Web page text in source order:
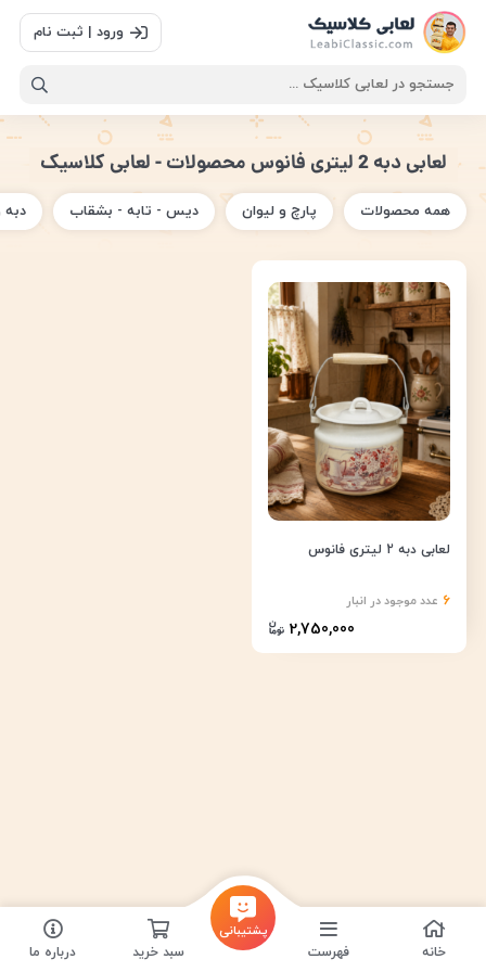
ورود | ثبت نام
لعابی دبه 2 لیتری فانوس محصولات - لعابی کلاسیک
همه محصولات پارچ و لیوان دیس - تابه - بشقاب
6 عدد موجود در انبار
لعابی دبه 2 لیتری فانوس
2,750,000
خانه فهرست درباره ما سبد خرید
پشتیبانی